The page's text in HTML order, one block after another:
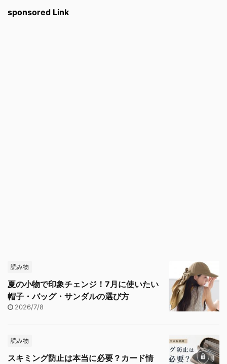
sponsored Link
読み物
夏の小物で印象チェンジ！7月に使いたい
帽子・バッグ・サンダルの選び方
2026/7/8
読み物
スキミング防止は本当に必要？カード情